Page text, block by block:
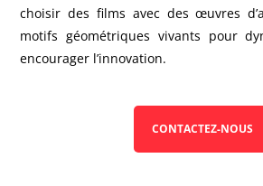
choisir des films avec des œuvres
motifs géométriques vivants pour
encourager l’innovation.
CONTACTEZ-NOUS